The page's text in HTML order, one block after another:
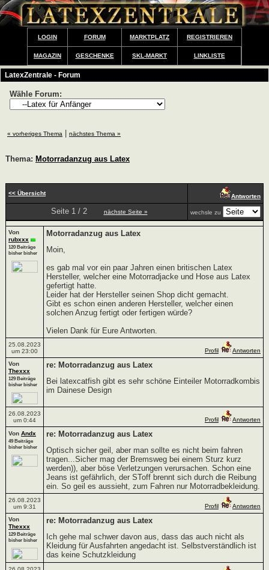
LOGIN FORUM MARKTPLATZ REGISTRIEREN
MAGAZIN GESCHENKE SKL-MARKT LINKLISTE
LatexZentrale - Forum
Wähle Forum:
« vorheriges Thema nächstes Thema »
Thema: Motorradanzug aus Latex
<< Übersicht Antworten
Seite 1 / 2 nächste Seite » wechsle zu
Von
rubxxx
120 Beiträge
bisher bisher
Motorradanzug aus Latex
Moin,
es gab mal vor ein paar Jahren einen britischen Latex
Hersteller, welcher eine Motorradjacke und Hose aus Latex
gefertigt hatte.
Leider hat der Hersteller seinen Shop dicht gemacht.
Gibt es schon einen anderen Hersteller, welcher einen
solchen Anzug fertigt oder fertigen würde?
Vielen Dank für Eure Antworten.
25.08.2023
um 23:00
Profil
Antworten
Von
Thexxx
129 Beiträge
bisher bisher
re: Motorradanzug aus Latex
Bei latexcatfish gibt es sehr schöne Einteiler Motorradkombis
im Dainese Design
26.08.2023
um 0:44
Profil Antworten
Von Andx
49 Beiträge
bisher bisher
re: Motorradanzug aus Latex
Optisch sicher geil, aber man sollte es nicht beim fahren
tragen...Sicher mag der Bremsweg bei einem Sturz kurz
werden)), aber böse Verletzungen verursachen. Schon eine
Jeans ist gefährlich, der SToff brennt sich durch die Reibung
ein. So geil es aussieht, zum Fahren nur Motorradbekleidung.
26.08.2023
um 9:31
Profil
Antworten
Von
Thexxx
129 Beiträge
bisher bisher
re: Motorradanzug aus Latex
Ich gehe mal schwer davon aus, dass das auch nicht als
Kleidung für Ausfahrten angedacht ist. Selbstverständlich ist
das keine Schutzkleidung